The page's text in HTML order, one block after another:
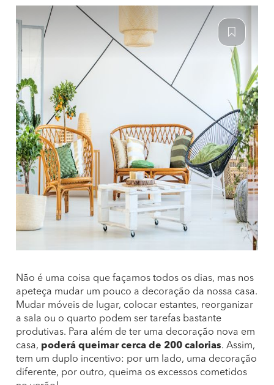
Não é uma coisa que façamos todos os dias, mas nos
apeteça mudar um pouco a decoração da nossa casa.
Mudar móveis de lugar, colocar estantes, reorganizar
a sala ou o quarto podem ser tarefas bastante
produtivas. Para além de ter uma decoração nova em
casa, poderá queimar cerca de 200 calorias. Assim,
tem um duplo incentivo: por um lado, uma decoração
diferente, por outro, queima os excessos cometidos